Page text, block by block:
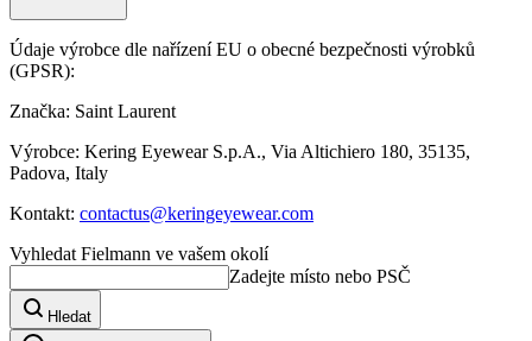
Údaje výrobce dle nařízení EU o obecné bezpečnosti výrobků
(GPSR):
Značka: Saint Laurent
Výrobce: Kering Eyewear S.p.A., Via Altichiero 180, 35135,
Padova, Italy
Kontakt: contactus@keringeyewear.com
Vyhledat Fielmann ve vašem okolí
Zadejte místo nebo PSČ
Hledat